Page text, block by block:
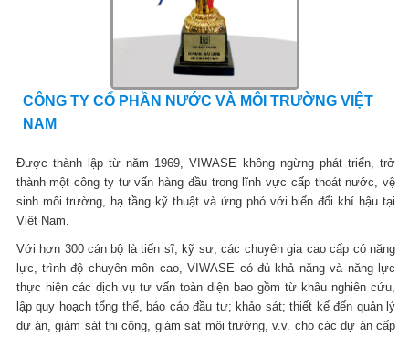
CÔNG TY CỔ PHẦN NƯỚC VÀ MÔI TRƯỜNG VIỆT
NAM
Được thành lập từ năm 1969, VIWASE không ngừng phát triển, trở
thành một công ty tư vấn hàng đầu trong lĩnh vực cấp thoát nước, vệ
sinh môi trường, hạ tầng kỹ thuật và ứng phó với biến đổi khí hậu tại
Việt Nam.
Với hơn 300 cán bộ là tiến sĩ, kỹ sư, các chuyên gia cao cấp có năng
lực, trình độ chuyên môn cao, VIWASE có đủ khả năng và năng lực
thực hiện các dịch vụ tư vấn toàn diện bao gồm từ khâu nghiên cứu,
lập quy hoạch tổng thể, báo cáo đầu tư; khảo sát; thiết kế đến quản lý
dự án, giám sát thi công, giám sát môi trường, v.v. cho các dự án cấp